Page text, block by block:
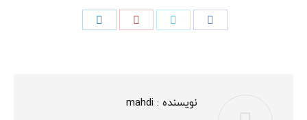
اشتراک
اشتراک
اشتراک
نویسنده :